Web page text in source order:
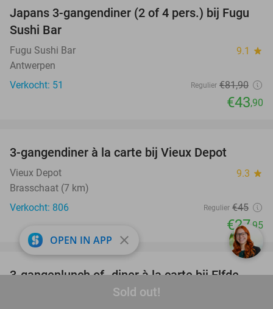
Sold out!
46%
Japans 3-gangendiner (2 of 4 pers.) bij Fugu
Sushi Bar
Fugu Sushi Bar 9.1 star
Antwerpen
Verkocht: 51
Regulier €81,90
€43,90
3-gangendiner à la carte bij Vieux Depot
Vieux Depot 9.3 star
Brasschaat (7 km)
Verkocht: 806
Regulier €45
€27,95
41%
favorite_border
3-gangenlunch of -diner à la carte bij Elfde
OPEN IN APP close